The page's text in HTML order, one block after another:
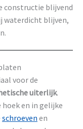
constructie blijvend
waterdicht blijven,
voor de
uiterlijk.
en in gelijke
schroeven en